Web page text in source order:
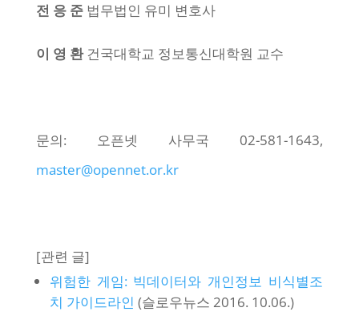
전 응 준법무법인 유미 변호사
이 영 환건국대학교 정보통신대학원 교수
문의: 오픈넷 사무국 02-581-1643,
master@opennet.or.kr
[관련 글]
위험한 게임: 빅데이터와 개인정보 비식별조
치 가이드라인 (슬로우뉴스 2016. 10.06.)